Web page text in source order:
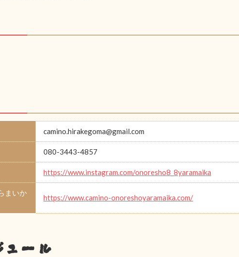
camino.hirakegoma@gmail.com
080-3443-4857
https://www.instagram.com/onoresho8_8yaramaika
まいか
https://www.camino-onoreshoyaramaika.com/
ュール